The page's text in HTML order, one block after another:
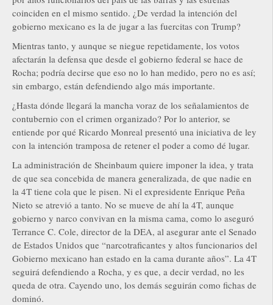
coinciden en el mismo sentido. ¿De verdad la intención del
gobierno mexicano es la de jugar a las fuercitas con Trump?
Mientras tanto, y aunque se niegue repetidamente, los votos
afectarán la defensa que desde el gobierno federal se hace de
Rocha; podría decirse que eso no lo han medido, pero no es así;
sin embargo, están defendiendo algo más importante.
¿Hasta dónde llegará la mancha voraz de los señalamientos de
contubernio con el crimen organizado? Por lo anterior, se
entiende por qué Ricardo Monreal presentó una iniciativa de ley
con la intención tramposa de retener el poder a como dé lugar.
La administración de Sheinbaum quiere imponer la idea, y trata
de que sea concebida de manera generalizada, de que nadie en
la 4T tiene cola que le pisen. Ni el expresidente Enrique Peña
Nieto se atrevió a tanto. No se mueve de ahí la 4T, aunque
gobierno y narco convivan en la misma cama, como lo aseguró
Terrance C. Cole, director de la DEA, al asegurar ante el Senado
de Estados Unidos que “narcotraficantes y altos funcionarios del
Gobierno mexicano han estado en la cama durante años”. La 4T
seguirá defendiendo a Rocha, y es que, a decir verdad, no les
queda de otra. Cayendo uno, los demás seguirán como fichas de
dominó.